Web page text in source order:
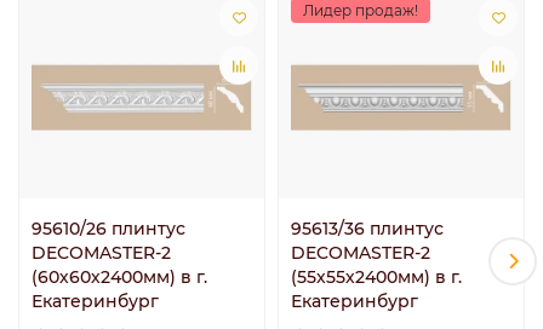
95610/26 плинтус
DECOMASTER-2
(60х60х2400мм) в г.
Екатеринбург
Лидер продаж!
95613/36 плинтус
DECOMASTER-2
(55х55х2400мм) в г.
Екатеринбург